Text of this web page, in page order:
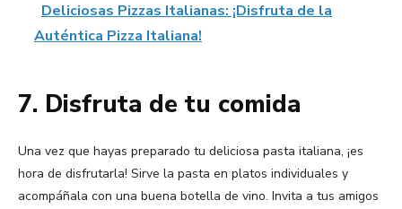
Deliciosas Pizzas Italianas: ¡Disfruta de la
Auténtica Pizza Italiana!
7. Disfruta de tu comida
Una vez que hayas preparado tu deliciosa pasta italiana, ¡es
hora de disfrutarla! Sirve la pasta en platos individuales y
acompáñala con una buena botella de vino. Invita a tus amigos